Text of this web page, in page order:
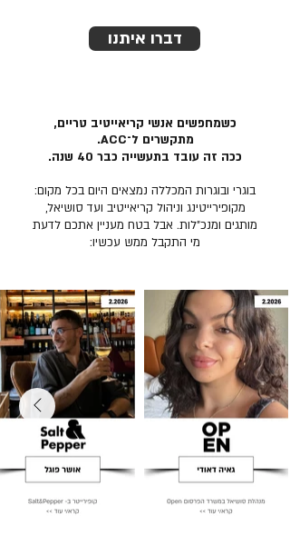
דברו איתנו
כשמחפשים אנשי קריאייטיב טריים,
מתקשרים ל־ACC.
ככה זה עובד בתעשייה כבר 40 שנה.
בוגרי ובוגרות המכללה נמצאים היום בכל מקום:
מקופירייטינג וניהול קריאייטיב ועד סושיאל,
מותגים ומנכ״לות. אבל בטח מעניין אתכם לדעת
מי התקבל ממש עכשיו: